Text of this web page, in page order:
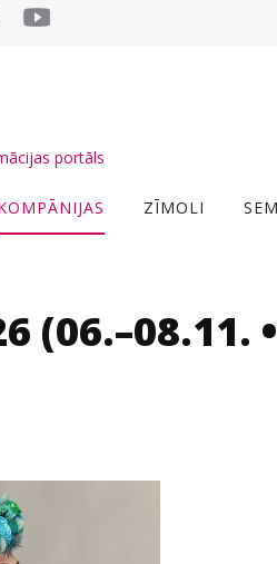
portāls
ZĪMOLI
(06.–08.11.